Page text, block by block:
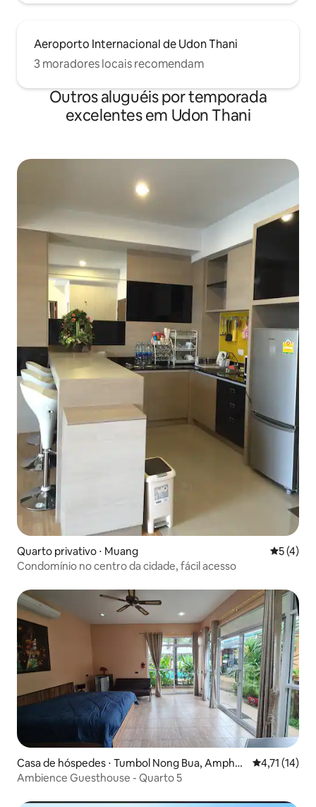
Aeroporto Internacional de Udon Thani
3 moradores locais recomendam
Outros aluguéis por temporada
excelentes em Udon Thani
Quarto privativo ⋅ Muang 5 de
5 (4)
Condomínio no centro da cidade, fácil acesso
Casa de hóspedes ⋅ Tumbol Nong Bua, Ampho
e Mueang
4,71 de uma
4,71 (14)
Ambience Guesthouse - Quarto 5